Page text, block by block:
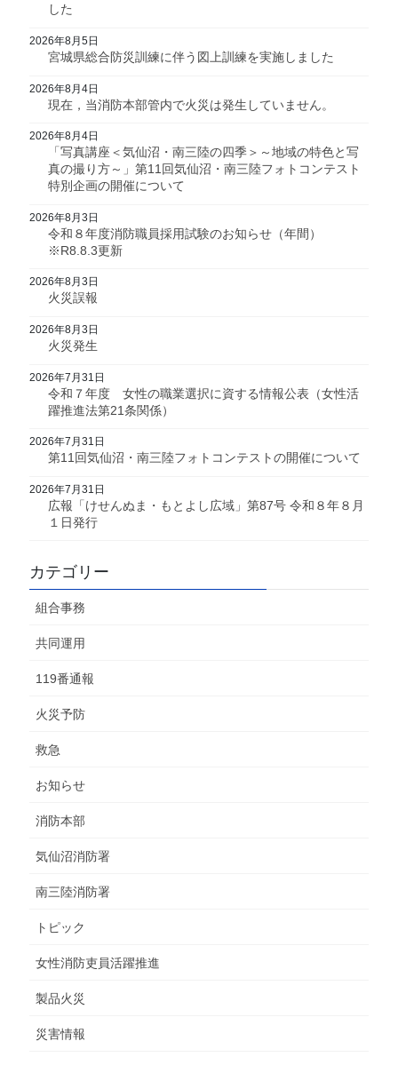
した
宮城県総合防災訓練に伴う図上訓練を実施しました
2026年8月5日
現在，当消防本部管内で火災は発生していません。
2026年8月4日
「写真講座＜気仙沼・南三陸の四季＞～地域の特色と写
真の撮り方～」第11回気仙沼・南三陸フォトコンテスト
特別企画の開催について
2026年8月4日
令和８年度消防職員採用試験のお知らせ（年間）
※R8.8.3更新
2026年8月3日
火災誤報
2026年8月3日
火災発生
2026年8月3日
令和７年度 女性の職業選択に資する情報公表（女性活
躍推進法第21条関係）
2026年7月31日
第11回気仙沼・南三陸フォトコンテストの開催について
2026年7月31日
広報「けせんぬま・もとよし広域」第87号 令和８年８月
１日発行
2026年7月31日
カテゴリー
組合事務
共同運用
119番通報
火災予防
救急
お知らせ
消防本部
気仙沼消防署
南三陸消防署
トピック
女性消防吏員活躍推進
製品火災
災害情報